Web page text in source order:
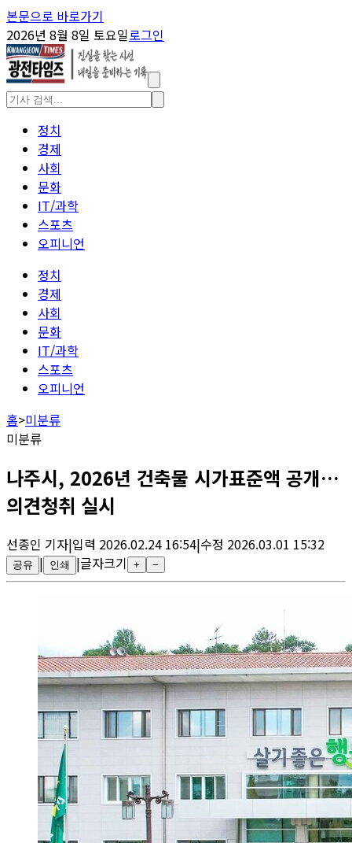
본문으로 바로가기
2026년 8월 8일 토요일로그인
정치
경제
사회
문화
IT/과학
스포츠
오피니언
정치
경제
사회
문화
IT/과학
스포츠
오피니언
홈>미분류
미분류
나주시, 2026년 건축물 시가표준액 공개…
의견청취 실시
선종인 기자|입력 2026.02.24 16:54|수정 2026.03.01 15:32
공유 | 인쇄 |글자크기 + −